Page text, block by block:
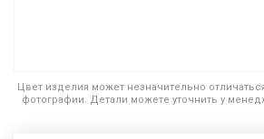
Цвет изделия может незначительно
фотографии. Детали можете уточнить у